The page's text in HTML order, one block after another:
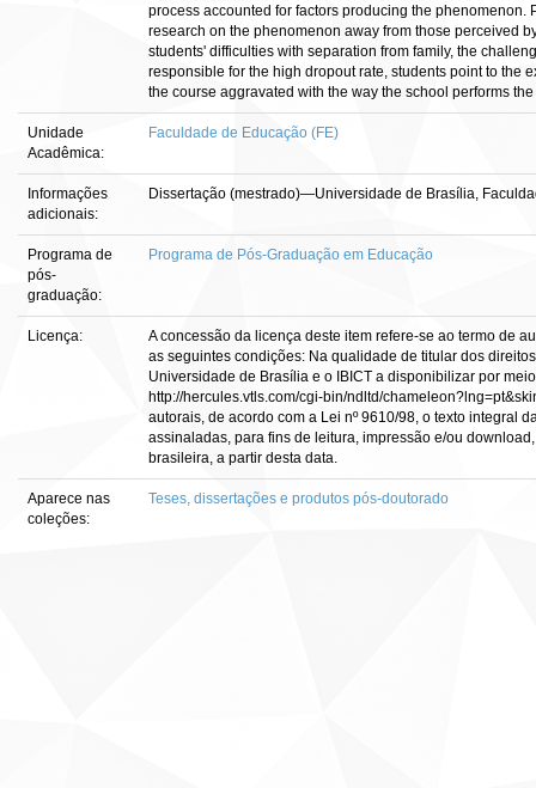
process accounted for factors producing the phenomenon.
research on the phenomenon away from those perceived
students' difficulties with separation from family, the
responsible for the high dropout rate, students point to the
the course aggravated with the way the school performs
Unidade
Acadêmica:
Faculdade de Educação (FE)
Informações
adicionais:
Dissertação (mestrado)—Universidade de Brasília,
Programa de
pós-
graduação:
Programa de Pós-Graduação em Educação
Licença:
A concessão da licença deste item refere-se ao termo de
as seguintes condições: Na qualidade de titular dos
Universidade de Brasília e o IBICT a disponibilizar por
http://hercules.vtls.com/cgi-bin/ndltd/
autorais, de acordo com a Lei nº 9610/98, o texto integral
assinaladas, para fins de leitura, impressão e/ou
brasileira, a partir desta data.
Aparece nas
coleções:
Teses, dissertações e produtos pós-doutorado